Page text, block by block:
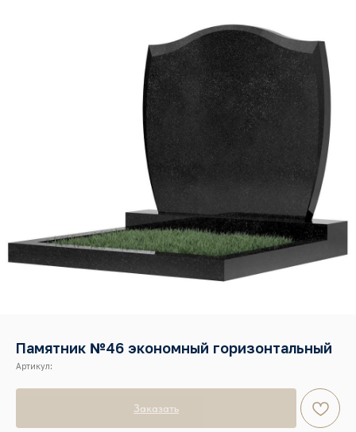
Памятник №46 экономный горизонтальный
Артикул:
Заказать